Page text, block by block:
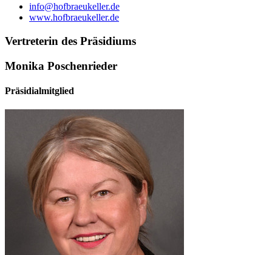
info@hofbraeukeller.de
www.hofbraeukeller.de
Vertreterin des Präsidiums
Monika Poschenrieder
Präsidialmitglied